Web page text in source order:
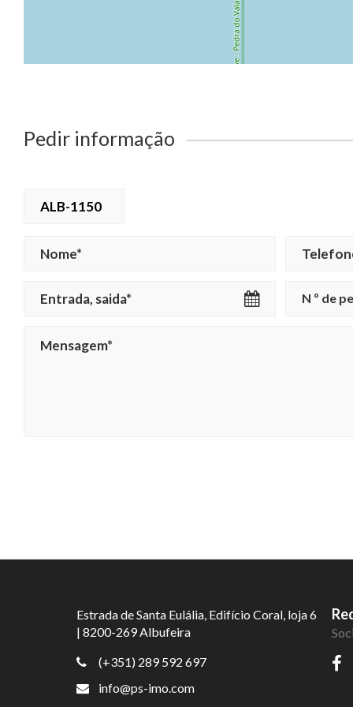
Pedir informação
ALB-1150
N º de
Estrada de Santa Eulália, Edifício Coral, loja 6
| 8200-269 Albufeira
(+351) 289 592 697
info@ps-imo.com